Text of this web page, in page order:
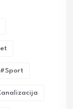
#sport